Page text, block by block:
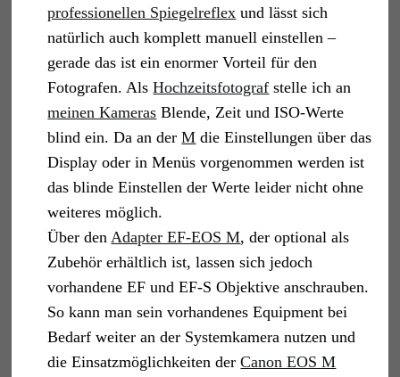
professionellen Spiegelreflex und lässt sich
natürlich auch komplett manuell einstellen –
gerade das ist ein enormer Vorteil für den
Fotografen. AlsHochzeitsfotograf stelle ich an
meinen Kameras Blende, Zeit und ISO-Werte
blind ein. Da an derM die Einstellungen über das
Display oder in Menüs vorgenommen werden ist
das blinde Einstellen der Werte leider nicht ohne
weiteres möglich.
Über denAdapter EF-EOS M, der optional als
Zubehör erhältlich ist, lassen sich jedoch
vorhandene EF und EF-S Objektive anschrauben.
So kann man sein vorhandenes Equipment bei
Bedarf weiter an der Systemkamera nutzen und
die Einsatzmöglichkeiten derCanon EOS M